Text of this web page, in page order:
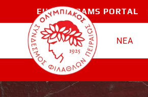
Skip to main content
EU PROGRAMS PORTAL
ΝΕΑ